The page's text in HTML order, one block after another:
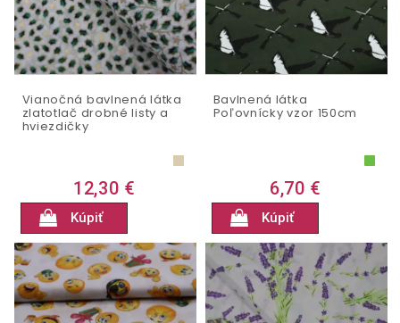
Vianočná bavlnená látka
zlatotlač drobné listy a
hviezdičky
12,30 €
Kúpiť
Bavlnená látka
Poľovnícky vzor 150cm
6,70 €
Kúpiť